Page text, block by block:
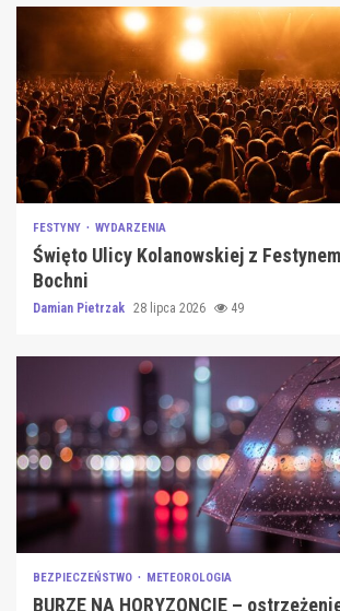
FESTYNY WYDARZENIA
Święto Ulicy Kolanowskiej z
Bochni
Damian Pietrzak 28 lipca 2026 49
BEZPIECZEŃSTWO METEOROLOGIA
BURZE NA HORYZONCIE –